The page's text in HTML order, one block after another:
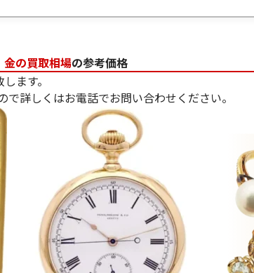
金の買取相場の参考価格
ます。
詳しくはお電話でお問い合わせください。